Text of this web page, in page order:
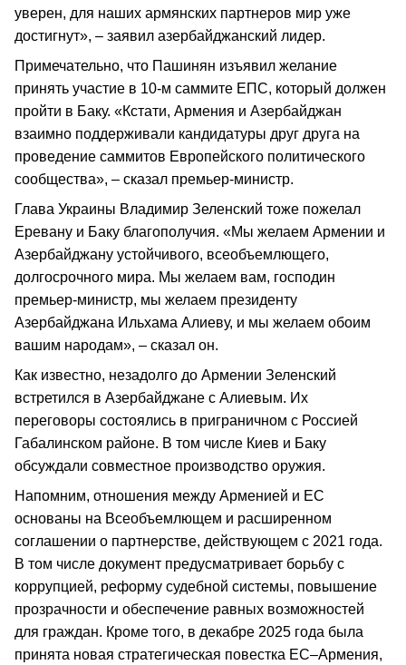
уверен, для наших армянских партнеров мир уже
достигнут», – заявил азербайджанский лидер.
Примечательно, что Пашинян изъявил желание
принять участие в 10-м саммите ЕПС, который должен
пройти в Баку. «Кстати, Армения и Азербайджан
взаимно поддерживали кандидатуры друг друга на
проведение саммитов Европейского политического
сообщества», – сказал премьер-министр.
Глава Украины Владимир Зеленский тоже пожелал
Еревану и Баку благополучия. «Мы желаем Армении и
Азербайджану устойчивого, всеобъемлющего,
долгосрочного мира. Мы желаем вам, господин
премьер-министр, мы желаем президенту
Азербайджана Ильхама Алиеву, и мы желаем обоим
вашим народам», – сказал он.
Как известно, незадолго до Армении Зеленский
встретился в Азербайджане с Алиевым. Их
переговоры состоялись в приграничном с Россией
Габалинском районе. В том числе Киев и Баку
обсуждали совместное производство оружия.
Напомним, отношения между Арменией и ЕС
основаны на Всеобъемлющем и расширенном
соглашении о партнерстве, действующем с 2021 года.
В том числе документ предусматривает борьбу с
коррупцией, реформу судебной системы, повышение
прозрачности и обеспечение равных возможностей
для граждан. Кроме того, в декабре 2025 года была
принята новая стратегическая повестка ЕС–Армения,